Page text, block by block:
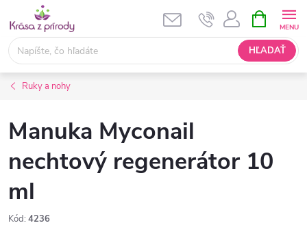
obsah
HĽADAŤ
KOŠÍK
Ruky a nohy
Manuka Myconail
nechtový regenerátor 10
ml
Kód: 4236